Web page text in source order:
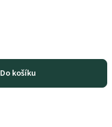
Do košíku